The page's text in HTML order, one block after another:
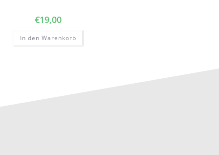
€19,00
In den Warenkorb